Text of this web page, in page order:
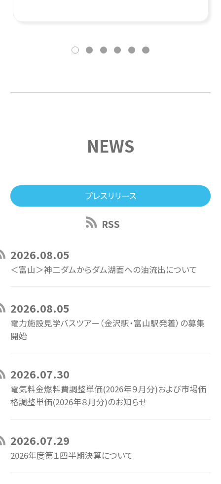
NEWS
プレスリリース
RSS
2026.08.05
＜富山＞神二ダムからダム湖面への油流出について
2026.08.05
電力施設見学バスツアー（金沢駅・富山駅発着）の募集
開始
2026.07.30
電気料金燃料費調整単価(2026年９月分)および市場価
格調整単価(2026年８月分)のお知らせ
2026.07.29
2026年度第１四半期決算について